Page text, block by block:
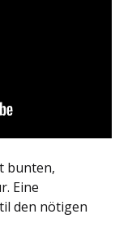
bunten,
Eine
den nötigen